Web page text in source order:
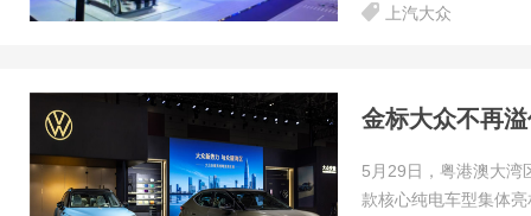
上汽大众
金标大众不再
5月29日，粤港澳大湾
款核心纯电车型集体